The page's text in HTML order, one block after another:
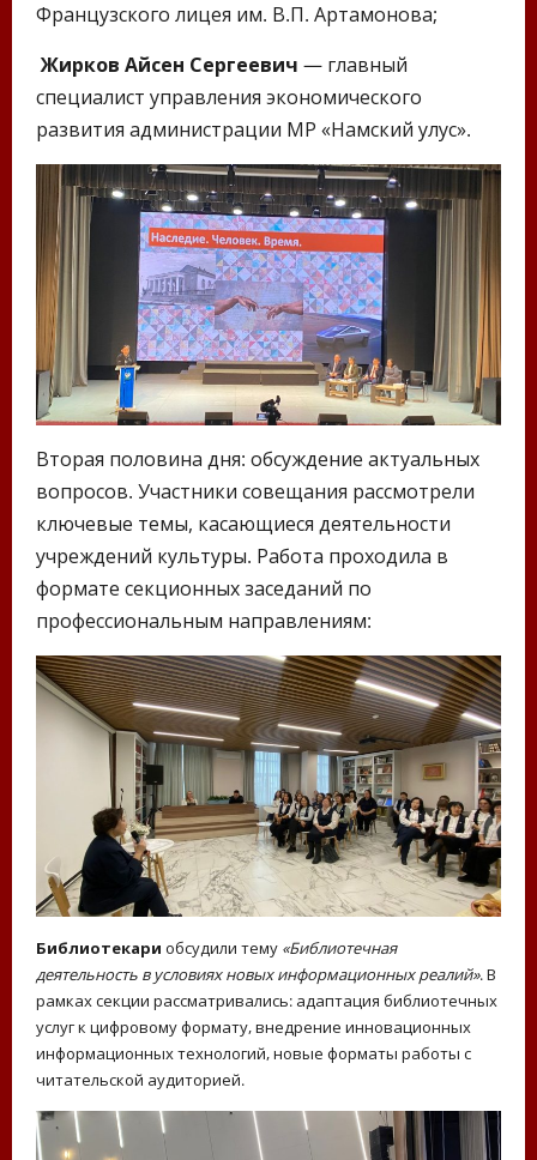
Французского лицея им. В.П. Артамонова;
Жирков Айсен Сергеевич — главный
специалист управления экономического
развития администрации МР «Намский улус».
Вторая половина дня: обсуждение актуальных
вопросов. Участники совещания рассмотрели
ключевые темы, касающиеся деятельности
учреждений культуры. Работа проходила в
формате секционных заседаний по
профессиональным направлениям:
Библиотекари обсудили тему «Библиотечная
деятельность в условиях новых информационных реалий». В
рамках секции рассматривались: адаптация библиотечных
услуг к цифровому формату, внедрение инновационных
информационных технологий, новые форматы работы с
читательской аудиторией.